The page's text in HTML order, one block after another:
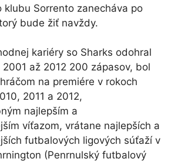
klubu Sorrento zanecháva po
bude žiť navždy.
kariéry so Sharks odohral
až 2012 200 zápasov, bol
na premiére v rokoch
2011 a 2012,
najlepším a
víťazom, vrátane najlepších a
futbalových ligových súťaží v
(Penrnulský futbalový